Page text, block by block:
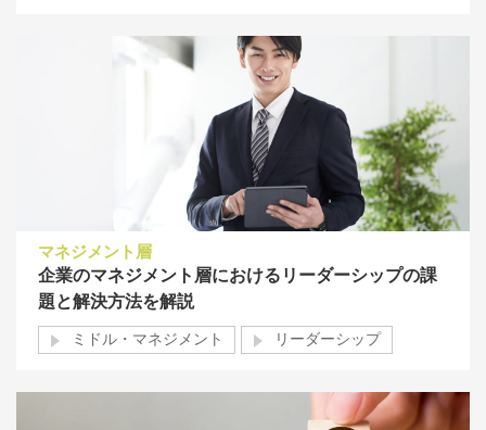
マネジメント層
企業のマネジメント層におけるリーダーシップの課
題と解決方法を解説
ミドル・マネジメント リーダーシップ